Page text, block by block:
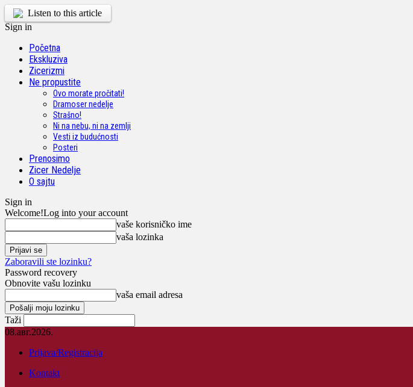
Listen to this article
Sign in
Početna
Ekskluziva
Zicerizmi
Ne propustite
Ovo morate pročitati!
Dramoser nedelje
Strašno!
Ni na nebu, ni na zemlji
Vesti iz budućnosti
Posteri
Prenosimo
Zicer Nedelje
O sajtu
Sign in
Welcome!Log into your account
vaše korisničko ime
vaša lozinka
Zaboravili ste lozinku?
Password recovery
Obnovite vašu lozinku
vaša email adresa
Taži
08.авг.2026.
Prijava/Registracija
Kontakt